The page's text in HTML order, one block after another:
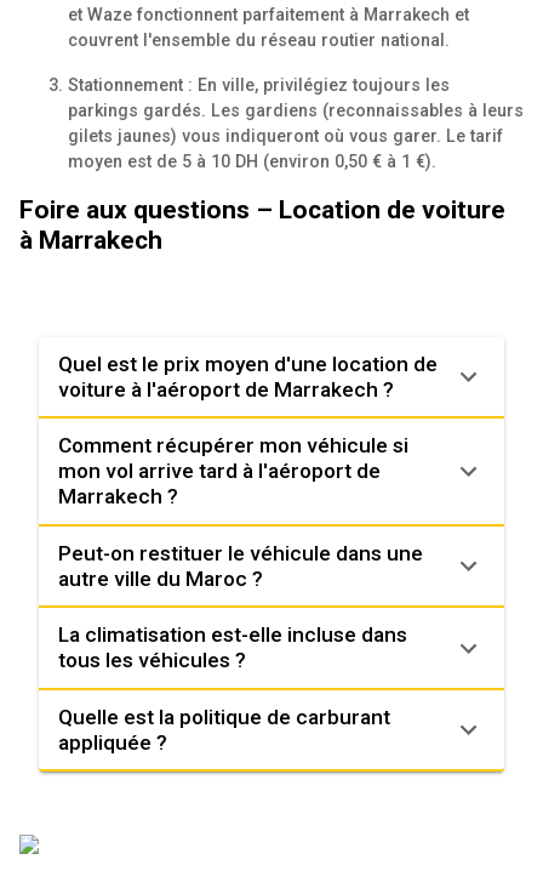
et Waze fonctionnent parfaitement à Marrakech et
couvrent l'ensemble du réseau routier national.
Stationnement : En ville, privilégiez toujours les
parkings gardés. Les gardiens (reconnaissables à leurs
gilets jaunes) vous indiqueront où vous garer. Le tarif
moyen est de 5 à 10 DH (environ 0,50 € à 1 €).
Foire aux questions – Location de voiture
à Marrakech
Quel est le prix moyen d'une location de
voiture à l'aéroport de Marrakech ?
Comment récupérer mon véhicule si
mon vol arrive tard à l'aéroport de
Marrakech ?
Peut-on restituer le véhicule dans une
autre ville du Maroc ?
La climatisation est-elle incluse dans
tous les véhicules ?
Quelle est la politique de carburant
appliquée ?